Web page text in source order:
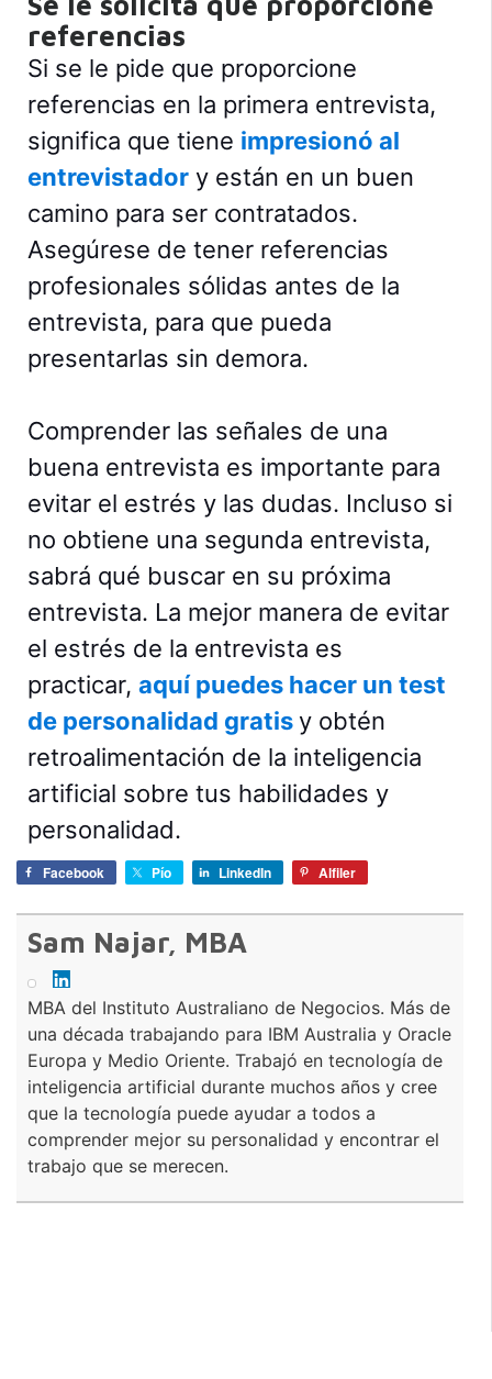
referencias
Si se le pide que proporcione
referencias en la primera entrevista,
significa que tiene impresionó al
entrevistador y están en un buen
camino para ser contratados.
Asegúrese de tener referencias
profesionales sólidas antes de la
entrevista, para que pueda
presentarlas sin demora.
Comprender las señales de una
buena entrevista es importante para
evitar el estrés y las dudas. Incluso si
no obtiene una segunda entrevista,
sabrá qué buscar en su próxima
entrevista. La mejor manera de evitar
el estrés de la entrevista es
practicar, aquí puedes hacer un test
de personalidad gratis y obtén
retroalimentación de la inteligencia
artificial sobre tus habilidades y
personalidad.
Facebook Pío LinkedIn Alfiler
Sam Najar, MBA
MBA del Instituto Australiano de Negocios. Más de
una década trabajando para IBM Australia y Oracle
Europa y Medio Oriente. Trabajó en tecnología de
inteligencia artificial durante muchos años y cree
que la tecnología puede ayudar a todos a
comprender mejor su personalidad y encontrar el
trabajo que se merecen.